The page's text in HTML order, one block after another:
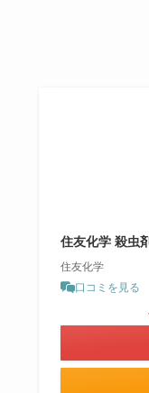
住友化学 殺虫
住友化学
口コミを見る